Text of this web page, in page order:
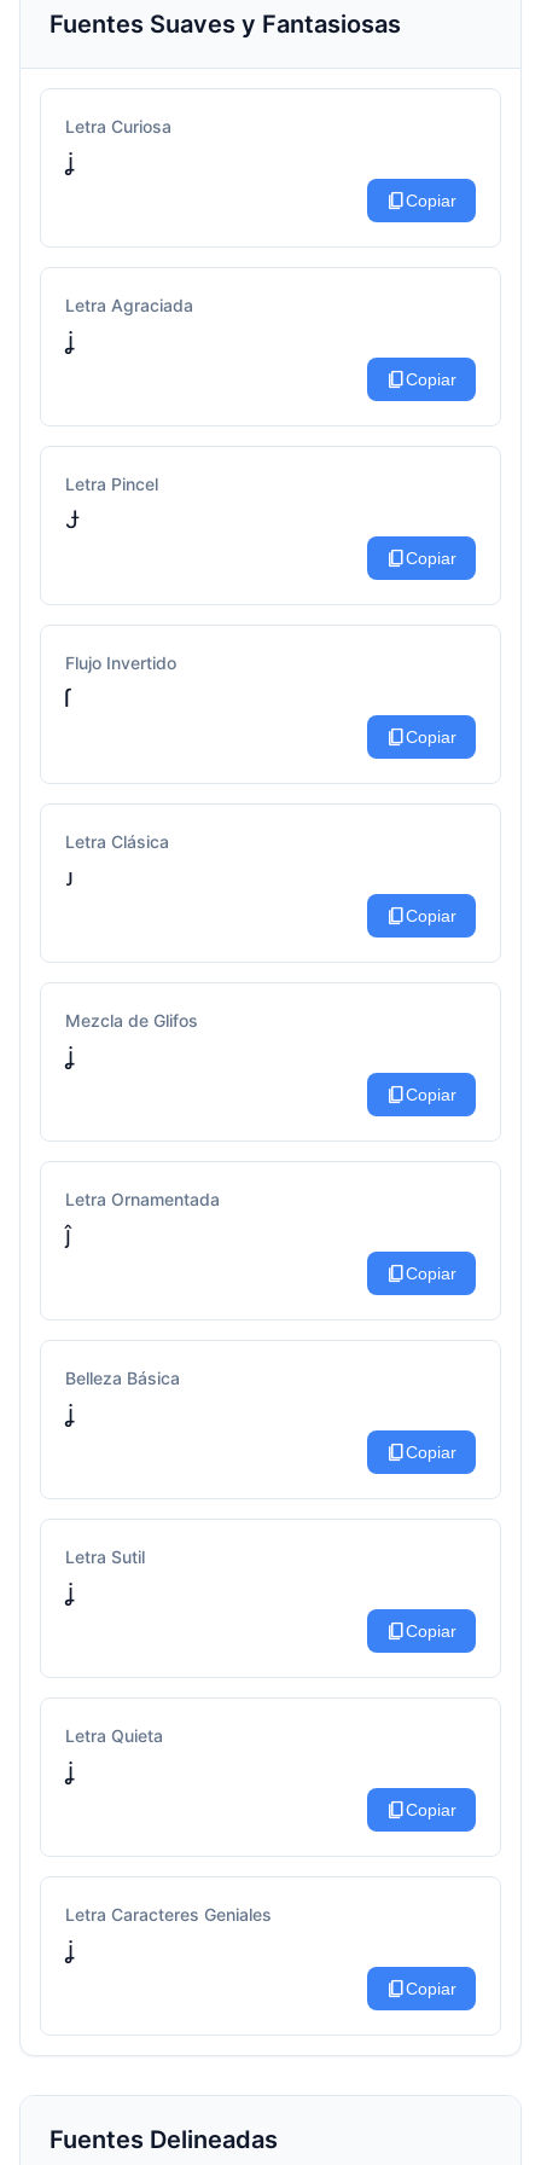
Fuentes Suaves y Fantasiosas
Letra Curiosa
ʝ
content_copyCopiar
Letra Agraciada
ʝ
content_copyCopiar
Letra Pincel
Ɉ
content_copyCopiar
Flujo Invertido
ſ
content_copyCopiar
Letra Clásica
ᴊ
content_copyCopiar
Mezcla de Glifos
ʝ
content_copyCopiar
Letra Ornamentada
ĵ
content_copyCopiar
Belleza Básica
ʝ
content_copyCopiar
Letra Sutil
ʝ
content_copyCopiar
Letra Quieta
ʝ
content_copyCopiar
Letra Caracteres Geniales
ʝ
content_copyCopiar
Fuentes Delineadas